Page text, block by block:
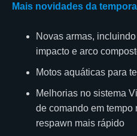
Mais novidades da
Novas armas,
impacto e arco
Motos aquáticas para
Melhorias no sistema
de comando em tempo
respawn mais rápido